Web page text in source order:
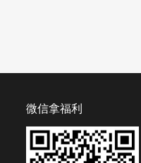
微信拿福利